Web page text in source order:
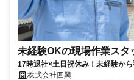
未経験OKの現場作業スタ
17時退社×土日祝休み！未経験か
株式会社四興